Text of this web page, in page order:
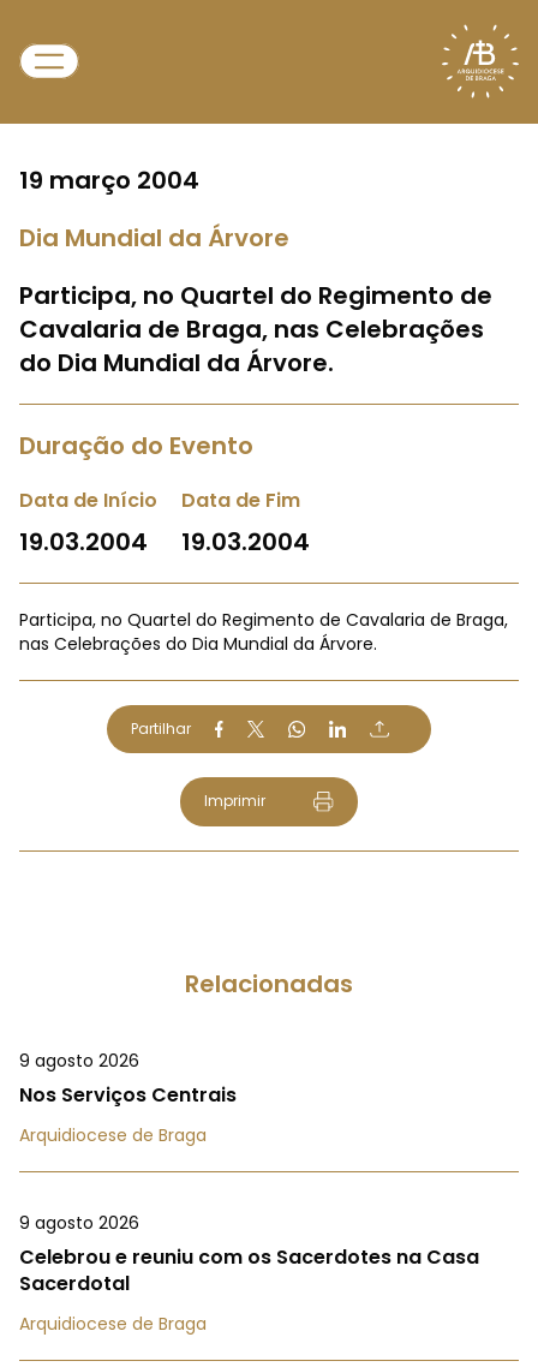
19 março 2004
Dia Mundial da Árvore
Participa, no Quartel do Regimento de
Cavalaria de Braga, nas Celebrações
do Dia Mundial da Árvore.
Duração do Evento
Data de Início
19.03.2004
Data de Fim
19.03.2004
Participa, no Quartel do Regimento de Cavalaria de Braga,
nas Celebrações do Dia Mundial da Árvore.
Partilhar
Imprimir
Relacionadas
9 agosto 2026
Nos Serviços Centrais
Arquidiocese de Braga
9 agosto 2026
Celebrou e reuniu com os Sacerdotes na Casa
Sacerdotal
Arquidiocese de Braga